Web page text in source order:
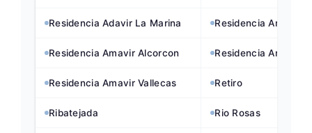
Residencia Adavir La Marina Residencia Amavir
Residencia Amavir Alcorcon Residencia Amavir
Residencia Amavir Vallecas Retiro
Ribatejada Rio Rosas